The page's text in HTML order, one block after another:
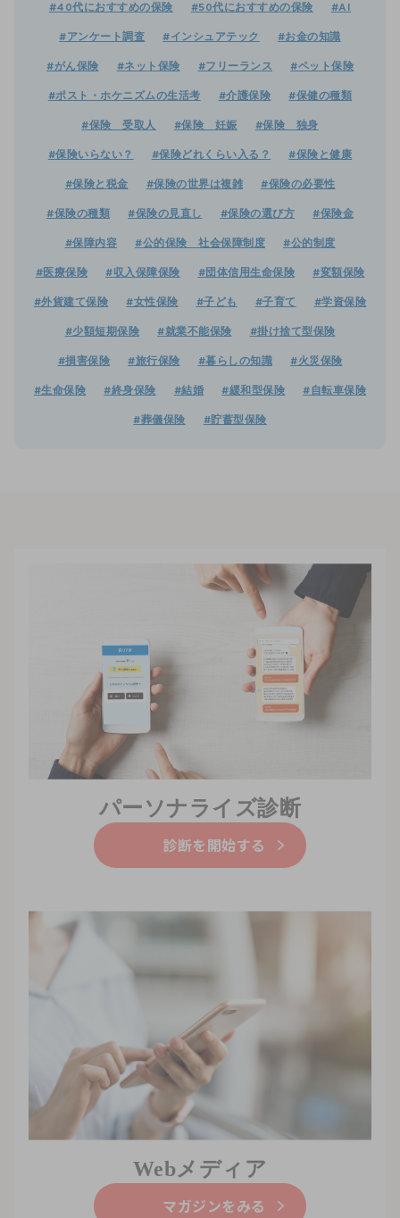
#40代におすすめの保険 #50代におすすめの保険 #AI
#アンケート調査 #インシュアテック #お金の知識
#がん保険 #ネット保険 #フリーランス #ペット保険
#ポスト・ホケニズムの生活考 #介護保険 #保健の種類
#保険 受取人 #保険 妊娠 #保険 独身
#保険いらない？ #保険どれくらい入る？ #保険と健康
#保険と税金 #保険の世界は複雑 #保険の必要性
#保険の種類 #保険の見直し #保険の選び方 #保険金
#保障内容 #公的保険 社会保障制度 #公的制度
#医療保険 #収入保障保険 #団体信用生命保険 #変額保険
#外貨建て保険 #女性保険 #子ども #子育て #学資保険
#少額短期保険 #就業不能保険 #掛け捨て型保険
#損害保険 #旅行保険 #暮らしの知識 #火災保険
#生命保険 #終身保険 #結婚 #緩和型保険 #自転車保険
#葬儀保険 #貯蓄型保険
パーソナライズ診断
診断を開始する
Webメディア
マガジンをみる